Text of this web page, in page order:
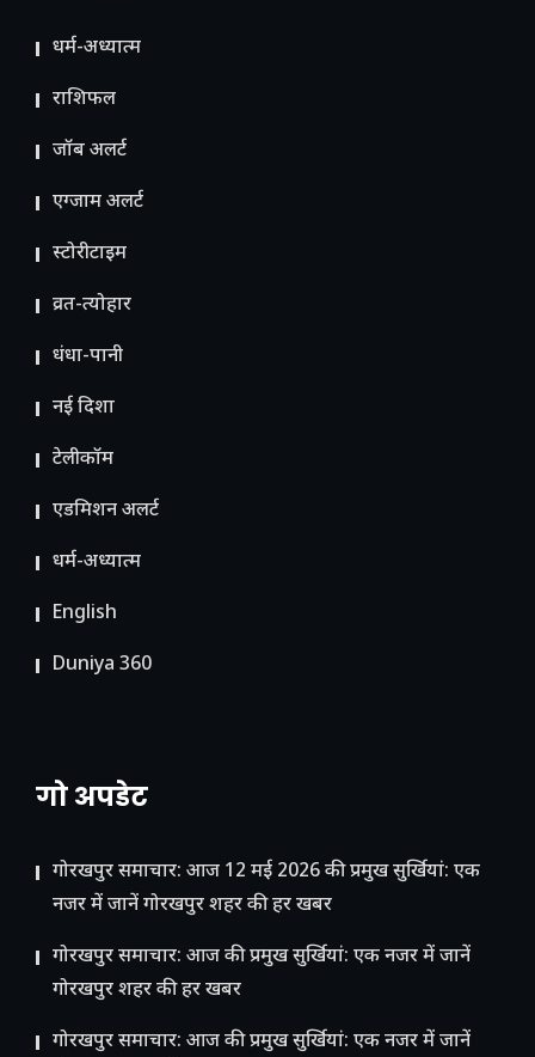
धर्म-अध्यात्म
राशिफल
जॉब अलर्ट
एग्जाम अलर्ट
स्टोरीटाइम
व्रत-त्योहार
धंधा-पानी
नई दिशा
टेलीकॉम
ए​डमिशन अलर्ट
धर्म-अध्यात्म
English
Duniya 360
गो अपडेट
गोरखपुर समाचार: आज 12 मई 2026 की प्रमुख सुर्खियां: एक
नजर में जानें गोरखपुर शहर की हर खबर
गोरखपुर समाचार: आज की प्रमुख सुर्खियां: एक नजर में जानें
गोरखपुर शहर की हर खबर
गोरखपुर समाचार: आज की प्रमुख सुर्खियां: एक नजर में जानें